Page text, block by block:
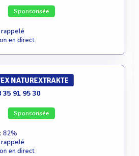
Sponsorisée
en direct
NATUREXTRAKTE
35 91 95 30
Sponsorisée
82%
en direct